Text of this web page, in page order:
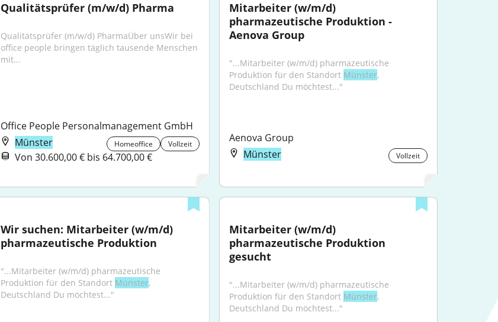
Qualitätsprüfer (m/w/d) Pharma
Qualitätsprüfer (m/w/d) PharmaÜber unsWir bei
office people bringen täglich tausende Menschen
mit...
Office People Personalmanagement GmbH
Münster
Homeoffice Vollzeit
Von 30.600,00 € bis 64.700,00 €
Mitarbeiter (w/m/d)
pharmazeutische Produktion -
Aenova Group
"...Mitarbeiter (w/m/d) pharmazeutische
Produktion für den Standort Münster,
Deutschland Du möchtest..."
Aenova Group
Münster
Vollzeit
Wir suchen: Mitarbeiter (w/m/d)
pharmazeutische Produktion
"...Mitarbeiter (w/m/d) pharmazeutische
Produktion für den Standort Münster,
Deutschland Du möchtest..."
Mitarbeiter (w/m/d)
pharmazeutische Produktion
gesucht
"...Mitarbeiter (w/m/d) pharmazeutische
Produktion für den Standort Münster,
Deutschland Du möchtest..."